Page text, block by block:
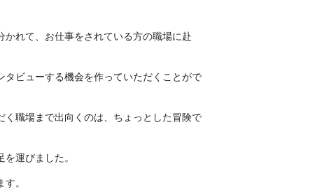
れて、お仕事をされている方の職場に赴
ビューする機会を作っていただくことがで
職場まで出向くのは、ちょっとした冒険で
運びました。
。